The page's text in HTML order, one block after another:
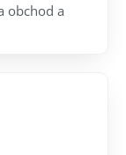
obchod a